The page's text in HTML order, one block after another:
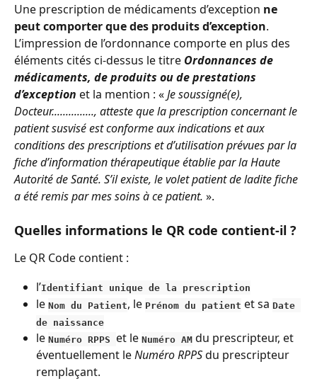
Une prescription de médicaments d’exception ne
peut comporter que des produits d’exception.
L’impression de l’ordonnance comporte en plus des
éléments cités ci-dessus le titre Ordonnances de
médicaments, de produits ou de prestations
d’exception et la mention : « Je soussigné(e),
Docteur..............., atteste que la prescription concernant le
patient susvisé est conforme aux indications et aux
conditions des prescriptions et d’utilisation prévues par la
fiche d’information thérapeutique établie par la Haute
Autorité de Santé. S’il existe, le volet patient de ladite fiche
a été remis par mes soins à ce patient. ».
Quelles informations le QR code contient-il ?
Le QR Code contient :
l’Identifiant unique de la prescription
le Nom du Patient, le Prénom du patient et sa Date
de naissance
le Numéro RPPS et le Numéro AM du prescripteur, et
éventuellement le Numéro RPPS du prescripteur
remplaçant.